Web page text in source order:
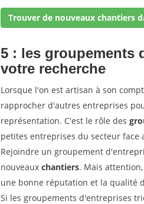
Trouver de nouveaux chantiers
5 : les groupements
votre recherche
Lorsque l'on est artisan à son
rapprocher d'autres entreprises
représentation. C'est le rôle des
petites entreprises du secteur face
Rejoindre un groupement
nouveaux chantiers. Mais
une bonne réputation et la qualité
Si les groupements d'entreprises